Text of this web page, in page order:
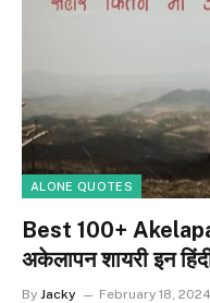
ALONE QUOTES
Best 100+
अकेलापन शायरी इन
By Jacky February 18, 2024